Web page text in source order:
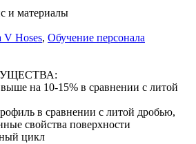
и материалы
V Hoses, Обучение персонала
на 10-15% в сравнении с литой
в сравнении с литой дробью,
свойства поверхности
цикл